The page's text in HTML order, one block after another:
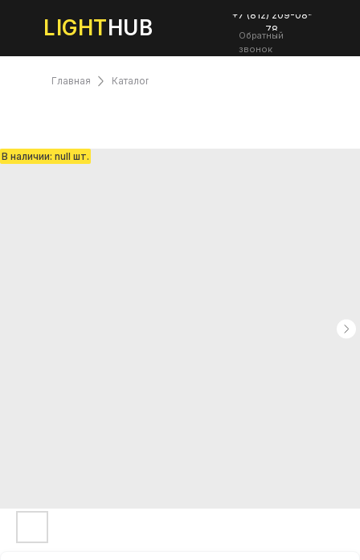
LIGHTHUB
+7 (812) 209-08-
78
Обратный
звонок
Каталог
Главная